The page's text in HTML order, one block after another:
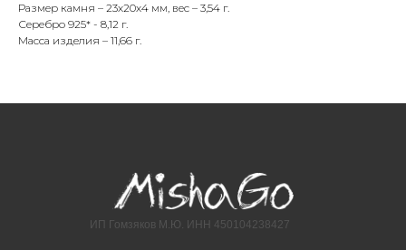
Размер камня – 23х20х4 мм, вес – 3,54 г.
Серебро 925* - 8,12 г.
Масса изделия – 11,66 г.
ИП Гомзяков М.Ю. ИНН 450104238427